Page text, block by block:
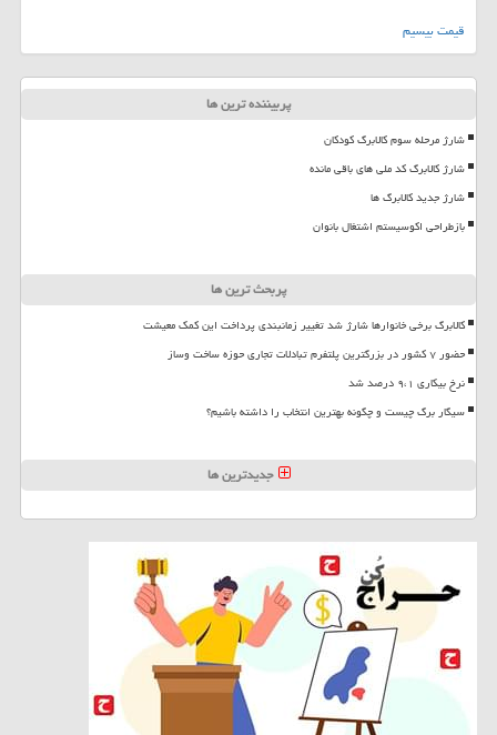
قیمت بیسیم
پربیننده ترین ها
شارژ مرحله سوم کالابرگ کودکان
شارژ کالابرگ کد ملی های باقی مانده
شارژ جدید کالابرگ ها
بازطراحی اکوسیستم اشتغال بانوان
پربحث ترین ها
کالابرگ برخی خانوارها شارژ شد تغییر زمانبندی پرداخت این کمک معیشت
حضور ۷ کشور در بزرگترین پلتفرم تبادلات تجاری حوزه ساخت وساز
نرخ بیکاری ۹،۱ درصد شد
سیگار برگ چیست و چگونه بهترین انتخاب را داشته باشیم؟
جدیدترین ها